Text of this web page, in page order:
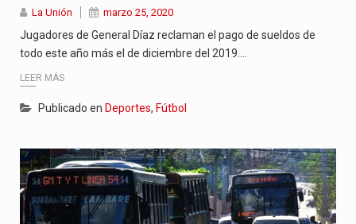
La Unión marzo 25, 2020
Jugadores de General Díaz reclaman el pago de sueldos de
todo este año más el de diciembre del 2019.…
LEER MÁS
Publicado en Deportes, Fútbol